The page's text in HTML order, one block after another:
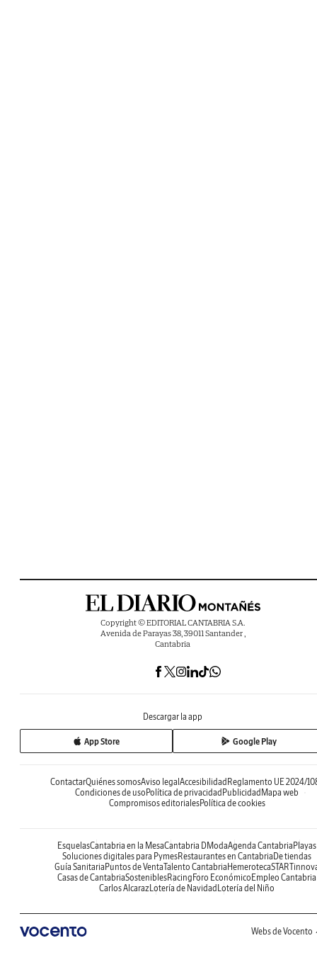
Copyright © EDITORIAL CANTABRIA S.A.
Avenida de Parayas 38, 39011 Santander ,
Cantabria
Descargar la app
App Store Google Play
ContactarQuiénes somosAviso legal Accesibilidad Reglamento UE 2024/
Condiciones de uso Política de privacidad Publicidad Mapa web
Compromisos editorialesPolítica de cookies
EsquelasCantabria en la MesaCantabria DModaAgenda Cantabria Playas
Soluciones digitales para PymesRestaurantes en Cantabria De tiendas
Guía Sanitaria Puntos de VentaTalento Cantabria Hemeroteca
Casas de CantabriaSosteniblesRacing Foro Económico Empleo Cantabria
Carlos AlcarazLotería de Navidad Lotería del Niño
Webs de Vocento